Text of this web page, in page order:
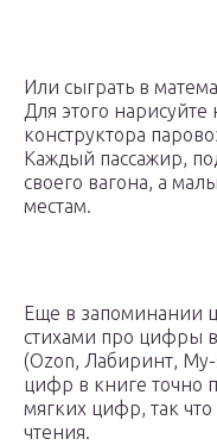
Или сыграть в
Для этого
конструктора
Каждый пассажир,
своего вагона, а
местам.
Еще в запоминании
стихами про цифры
(Ozon, Лабиринт,
цифр в книге точно
мягких цифр, так
чтения.